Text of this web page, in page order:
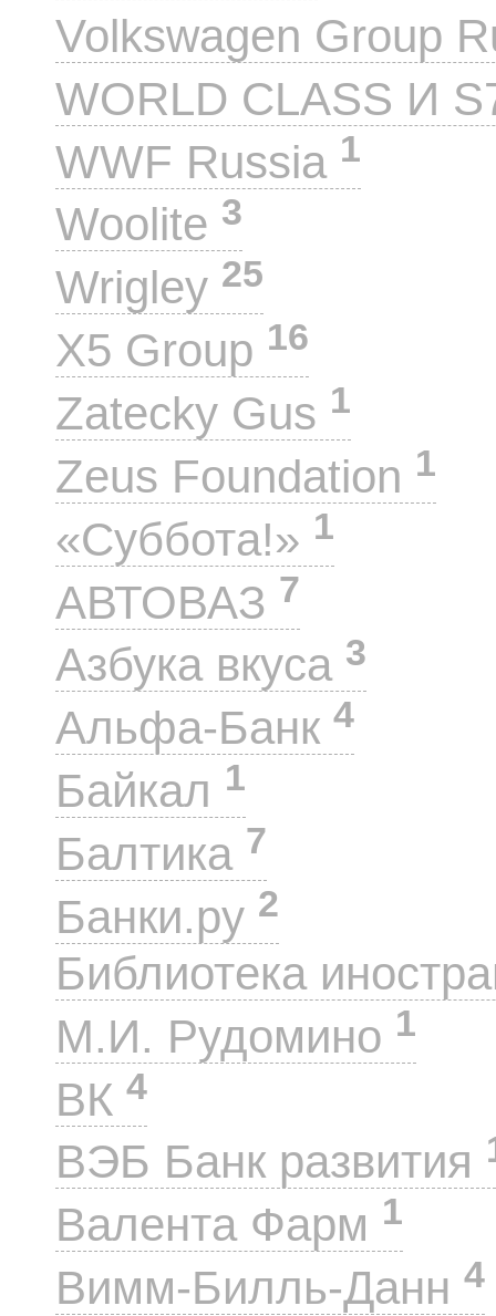
Volkswagen Group
WORLD CLASS И
WWF Russia 1
Woolite 3
Wrigley 25
X5 Group 16
Zatecky Gus 1
Zeus Foundation 1
«Суббота!» 1
АВТОВАЗ 7
Азбука вкуса 3
Альфа-Банк 4
Байкал 1
Балтика 7
Банки.ру 2
Библиотека
М.И. Рудомино 1
ВК 4
ВЭБ Банк развития
Валента Фарм 1
Вимм-Билль-Данн 4